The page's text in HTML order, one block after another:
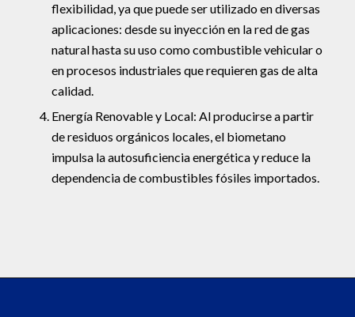
flexibilidad, ya que puede ser utilizado en diversas
aplicaciones: desde su inyección en la red de gas
natural hasta su uso como combustible vehicular o
en procesos industriales que requieren gas de alta
calidad.
Energía Renovable y Local: Al producirse a partir
de residuos orgánicos locales, el biometano
impulsa la autosuficiencia energética y reduce la
dependencia de combustibles fósiles importados.